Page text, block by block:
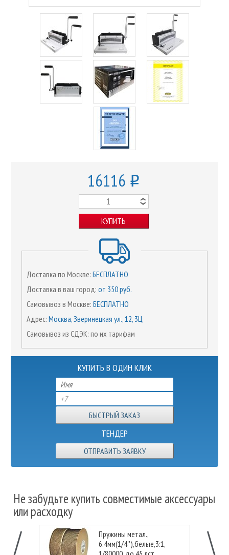
16116 o
КУПИТЬ
Доставка по Москве: БЕСПЛАТНО
Доставка в ваш город: от 350 руб.
Самовывоз в Москве: БЕСПЛАТНО
Адрес: Москва, Зверинецкая ул., 12, 3Ц
Самовывоз из СДЭК: по их тарифам
КУПИТЬ В ОДИН КЛИК
ТЕНДЕР
ОТПРАВИТЬ ЗАЯВКУ
Не забудьте купить совместимые аксессуары
или расходку
Пружины метал.,
6.4мм(1/4''),белые,3:1,